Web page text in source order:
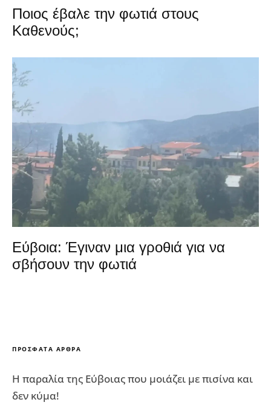
Ποιος έβαλε την φωτιά στους
Καθενούς;
Εύβοια: Έγιναν μια γροθιά για να
σβήσουν την φωτιά
ΠΡΌΣΦΑΤΑ ΆΡΘΡΑ
Η παραλία της Εύβοιας που μοιάζει με πισίνα και
δεν κύμα!